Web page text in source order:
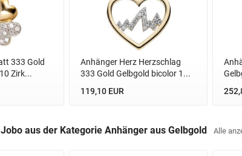
333 Gold
Zirk...
Anhänger Herz Herzschlag
333 Gold Gelbgold bicolor 1...
119,10 EUR
aus der Kategorie Anhänger aus Gelbgold Alle